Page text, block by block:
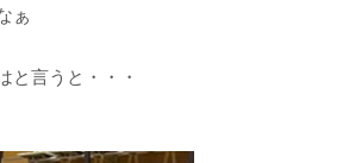
ぁ
と言うと・・・